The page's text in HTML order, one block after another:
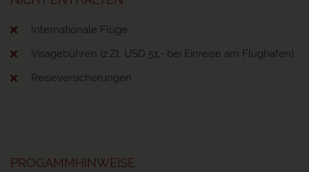
Internationale Flüge
Visagebühren (z.Zt. USD 51,- bei Einreise am Flughafen)
Reiseversicherungen
PROGAMMHINWEISE